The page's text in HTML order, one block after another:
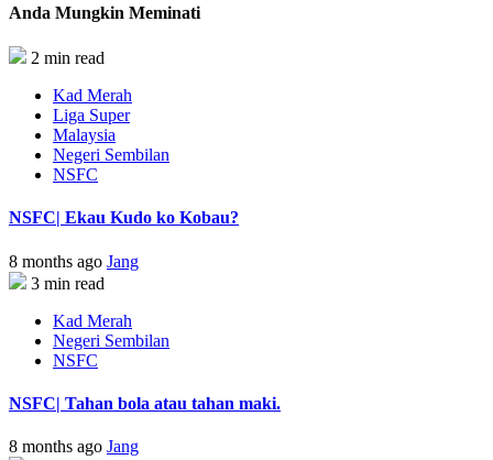
Anda Mungkin Meminati
2 min read
Kad Merah
Liga Super
Malaysia
Negeri Sembilan
NSFC
NSFC| Ekau Kudo ko Kobau?
8 months ago Jang
3 min read
Kad Merah
Negeri Sembilan
NSFC
NSFC| Tahan bola atau tahan maki.
8 months ago Jang